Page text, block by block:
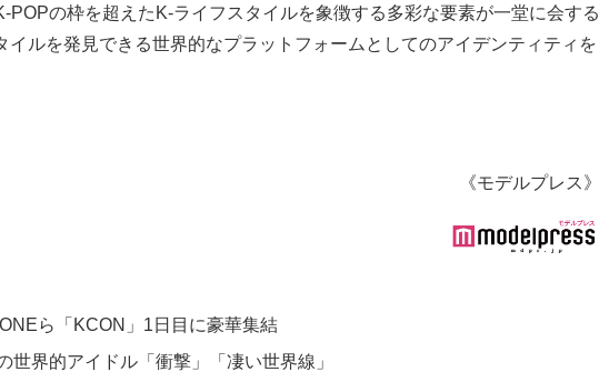
POPの枠を超えたK-ライフスタイルを象徴する多彩な要素が一堂に会する
ルを発見できる世界的なプラットフォームとしてのアイデンティティを
《モデルプレス》
ら「KCON」1日目に豪華集結
世界的アイドル「衝撃」「凄い世界線」